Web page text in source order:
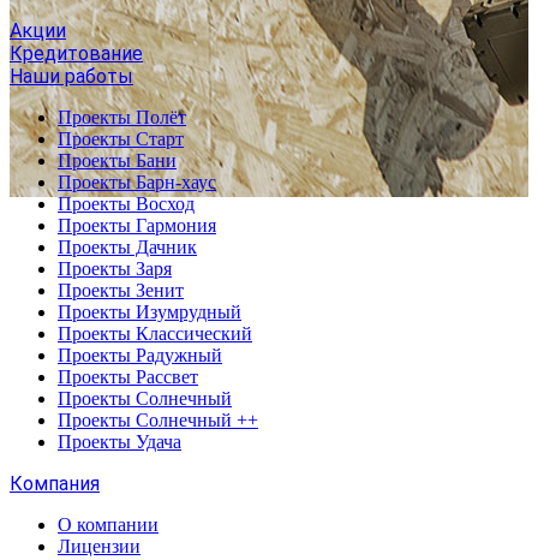
Акции
Кредитование
Наши работы
Проекты Полёт
Проекты Старт
Проекты Бани
Проекты Барн-хаус
Проекты Восход
Проекты Гармония
Проекты Дачник
Проекты Заря
Проекты Зенит
Проекты Изумрудный
Проекты Классический
Проекты Радужный
Проекты Рассвет
Проекты Солнечный
Проекты Солнечный ++
Проекты Удача
Компания
О компании
Лицензии